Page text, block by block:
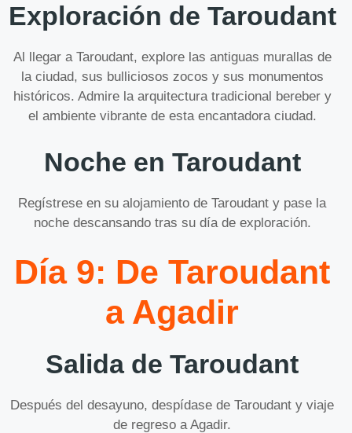
Exploración de Taroudant
Al llegar a Taroudant, explore las antiguas murallas de
la ciudad, sus bulliciosos zocos y sus monumentos
históricos. Admire la arquitectura tradicional bereber y
el ambiente vibrante de esta encantadora ciudad.
Noche en Taroudant
Regístrese en su alojamiento de Taroudant y pase la
noche descansando tras su día de exploración.
Día 9: De Taroudant
a Agadir
Salida de Taroudant
Después del desayuno, despídase de Taroudant y viaje
de regreso a Agadir.